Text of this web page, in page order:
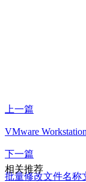
上一篇
VMware
下一篇
批量修改文件名称
相关推荐